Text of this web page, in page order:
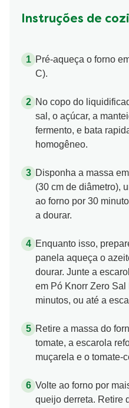
Instruções de
Pré-aqueça o forno
C).
No copo do
sal, o açúcar, a
fermento, e bata
homogêneo.
Disponha a massa
(30 cm de diâmetro),
ao forno por 30
a dourar.
Enquanto isso,
panela aqueça o
dourar. Junte a
em Pó Knorr Zero
minutos, ou até a
Retire a massa do
tomate, a escarola
muçarela e o tomate-
Volte ao forno por
queijo derreta. Retire